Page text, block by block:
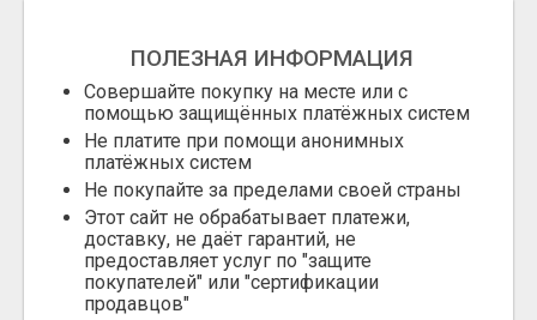
ПОЛЕЗНАЯ ИНФОРМАЦИЯ
Совершайте покупку на месте или с
помощью защищённых платёжных систем
Не платите при помощи анонимных
платёжных систем
Не покупайте за пределами своей страны
Этот сайт не обрабатывает платежи,
доставку, не даёт гарантий, не
предоставляет услуг по "защите
покупателей" или "сертификации
продавцов"